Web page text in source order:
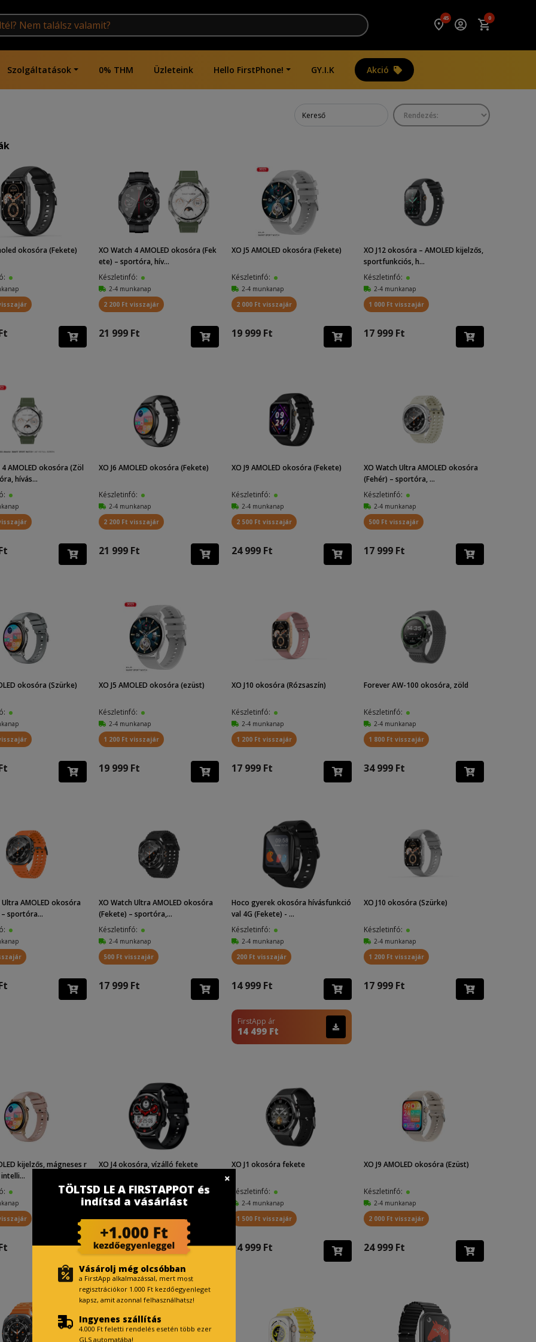
45 0
Szolgáltatások 0% THM Üzleteink Hello FirstPhone! GY.I.K Akció
okosóra (Fekete)
XO Watch 4 AMOLED okosóra (Fek
ete) – sportóra, hív...
Készletinfó:
2-4 munkanap
2 200 Ft visszajár
21 999 Ft
XO J5 AMOLED okosóra (Fekete)
Készletinfó:
2-4 munkanap
2 000 Ft visszajár
19 999 Ft
XO J12 okosóra – AMOLED kijelzős,
sportfunkciós, h...
Készletinfó:
2-4 munkanap
1 000 Ft visszajár
17 999 Ft
4 AMOLED okosóra (Zöl
hívás...
XO J6 AMOLED okosóra (Fekete)
Készletinfó:
2-4 munkanap
2 200 Ft visszajár
21 999 Ft
XO J9 AMOLED okosóra (Fekete)
Készletinfó:
2-4 munkanap
2 500 Ft visszajár
24 999 Ft
XO Watch Ultra AMOLED okosóra
(Fehér) – sportóra, ...
Készletinfó:
2-4 munkanap
500 Ft visszajár
17 999 Ft
okosóra (Szürke) XO J5 AMOLED okosóra (ezüst)
Készletinfó:
2-4 munkanap
1 200 Ft visszajár
19 999 Ft
XO J10 okosóra (Rózsaszín)
Készletinfó:
2-4 munkanap
1 200 Ft visszajár
17 999 Ft
Forever AW-100 okosóra, zöld
Készletinfó:
2-4 munkanap
1 800 Ft visszajár
34 999 Ft
Ultra AMOLED okosóra
sportóra...
XO Watch Ultra AMOLED okosóra
(Fekete) – sportóra,...
Készletinfó:
2-4 munkanap
500 Ft visszajár
17 999 Ft
Hoco gyerek okosóra hívásfunkció
val 4G (Fekete) - ...
Készletinfó:
2-4 munkanap
200 Ft visszajár
14 999 Ft
FirstApp ár
14 499 Ft
XO J10 okosóra (Szürke)
Készletinfó:
2-4 munkanap
1 200 Ft visszajár
17 999 Ft
kijelzős, mágneses r
XO J4 okosóra, vízálló fekete
Készletinfó:
2-4 munkanap
2 000 Ft visszajár
19 999 Ft
XO J1 okosóra fekete
Készletinfó:
2-4 munkanap
1 500 Ft visszajár
14 999 Ft
XO J9 AMOLED okosóra (Ezüst)
Készletinfó:
2-4 munkanap
2 000 Ft visszajár
24 999 Ft
TÖLTSD LE A FIRSTAPPOT és
indítsd a vásárlást
Vásárolj még olcsóbban
a FirstApp alkalmazással, mert most
regisztrációkor 1.000 Ft kezdőegyenleget
kapsz, amit azonnal felhasználhatsz!
Ingyenes szállítás
4.000 Ft feletti rendelés esetén több ezer
GLS automatába!